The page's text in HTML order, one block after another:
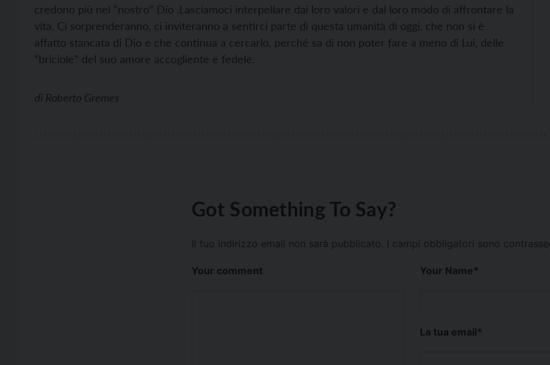
credono più nel “nostro” Dio .Lasciamoci interpellare dai loro valori e dal loro modo di affrontare la
vita. Ci sorprenderanno, ci inviteranno a sentirci parte di questa umanità di oggi, che non si è
affatto stancata di Dio e che continua a cercarlo, perché sa di non poter fare a meno di Lui, delle
“briciole” del suo amore accogliente e fedele.
di Roberto Gremes
Got Something To Say?
Il tuo indirizzo email non sarà pubblicato. I campi obbligatori sono
Your comment Your Name*
La tua email*